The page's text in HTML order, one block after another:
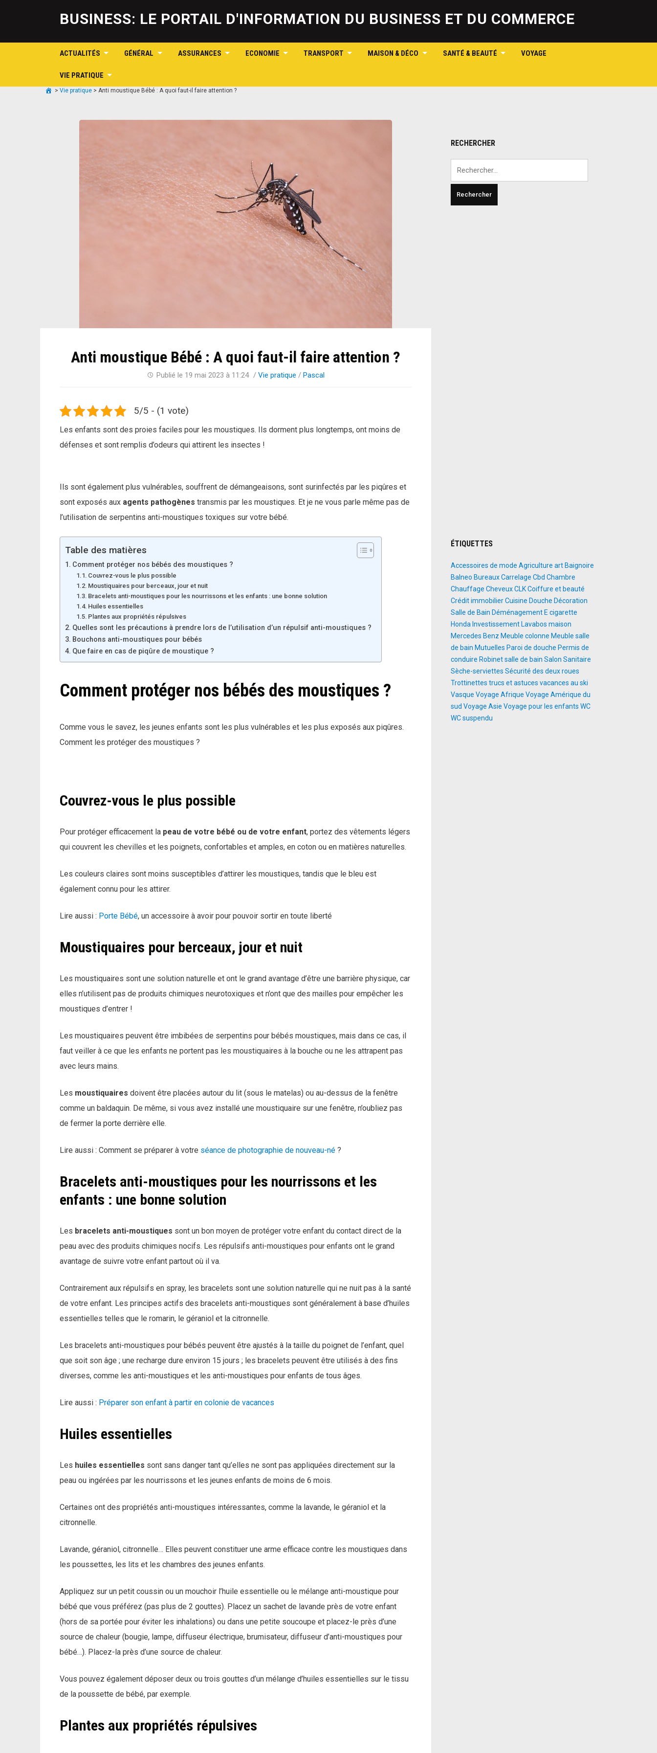
content
BUSINESS: LE PORTAIL D'INFORMATION DU BUSINESS ET DU COMMERCE
ACTUALITÉS GÉNÉRAL ASSURANCES ECONOMIE TRANSPORT MAISON & DÉCO SANTÉ & BEAUTÉ VOYAGE
VIE PRATIQUE
> Vie pratique > Anti moustique Bébé : A quoi faut-il faire attention ?
Anti moustique Bébé : A quoi faut-il faire attention ?
Publié le 19 mai 2023 à 11:24 / Vie pratique / Pascal
5/5 - (1 vote)
Les enfants sont des proies faciles pour les moustiques. Ils dorment plus longtemps, ont moins de
défenses et sont remplis d’odeurs qui attirent les insectes !
Ils sont également plus vulnérables, souffrent de démangeaisons, sont surinfectés par les piqûres et
sont exposés aux agents pathogènes transmis par les moustiques. Et je ne vous parle même pas de
l’utilisation de serpentins anti-moustiques toxiques sur votre bébé.
Table des matières
Comment protéger nos bébés des moustiques ?
Couvrez-vous le plus possible
Moustiquaires pour berceaux, jour et nuit
Bracelets anti-moustiques pour les nourrissons et les enfants : une bonne solution
Huiles essentielles
Plantes aux propriétés répulsives
Quelles sont les précautions à prendre lors de l’utilisation d’un répulsif anti-moustiques ?
Bouchons anti-moustiques pour bébés
Que faire en cas de piqûre de moustique ?
Comment protéger nos bébés des moustiques ?
Comme vous le savez, les jeunes enfants sont les plus vulnérables et les plus exposés aux piqûres.
Comment les protéger des moustiques ?
Couvrez-vous le plus possible
Pour protéger efficacement la peau de votre bébé ou de votre enfant, portez des vêtements légers
qui couvrent les chevilles et les poignets, confortables et amples, en coton ou en matières naturelles.
Les couleurs claires sont moins susceptibles d’attirer les moustiques, tandis que le bleu est
également connu pour les attirer.
Lire aussi : Porte Bébé, un accessoire à avoir pour pouvoir sortir en toute liberté
Moustiquaires pour berceaux, jour et nuit
Les moustiquaires sont une solution naturelle et ont le grand avantage d’être une barrière physique, car
elles n’utilisent pas de produits chimiques neurotoxiques et n’ont que des mailles pour empêcher les
moustiques d’entrer !
Les moustiquaires peuvent être imbibées de serpentins pour bébés moustiques, mais dans ce cas, il
faut veiller à ce que les enfants ne portent pas les moustiquaires à la bouche ou ne les attrapent pas
avec leurs mains.
Les moustiquaires doivent être placées autour du lit (sous le matelas) ou au-dessus de la fenêtre
comme un baldaquin. De même, si vous avez installé une moustiquaire sur une fenêtre, n’oubliez pas
de fermer la porte derrière elle.
Lire aussi : Comment se préparer à votre séance de photographie de nouveau-né ?
Bracelets anti-moustiques pour les nourrissons et les
enfants : une bonne solution
Les bracelets anti-moustiques sont un bon moyen de protéger votre enfant du contact direct de la
peau avec des produits chimiques nocifs. Les répulsifs anti-moustiques pour enfants ont le grand
avantage de suivre votre enfant partout où il va.
Contrairement aux répulsifs en spray, les bracelets sont une solution naturelle qui ne nuit pas à la santé
de votre enfant. Les principes actifs des bracelets anti-moustiques sont généralement à base d’huiles
essentielles telles que le romarin, le géraniol et la citronnelle.
Les bracelets anti-moustiques pour bébés peuvent être ajustés à la taille du poignet de l’enfant, quel
que soit son âge ; une recharge dure environ 15 jours ; les bracelets peuvent être utilisés à des fins
diverses, comme les anti-moustiques et les anti-moustiques pour enfants de tous âges.
Lire aussi : Préparer son enfant à partir en colonie de vacances
Huiles essentielles
Les huiles essentielles sont sans danger tant qu’elles ne sont pas appliquées directement sur la
peau ou ingérées par les nourrissons et les jeunes enfants de moins de 6 mois.
Certaines ont des propriétés anti-moustiques intéressantes, comme la lavande, le géraniol et la
citronnelle.
Lavande, géraniol, citronnelle… Elles peuvent constituer une arme efficace contre les moustiques dans
les poussettes, les lits et les chambres des jeunes enfants.
Appliquez sur un petit coussin ou un mouchoir l’huile essentielle ou le mélange anti-moustique pour
bébé que vous préférez (pas plus de 2 gouttes). Placez un sachet de lavande près de votre enfant
(hors de sa portée pour éviter les inhalations) ou dans une petite soucoupe et placez-le près d’une
source de chaleur (bougie, lampe, diffuseur électrique, brumisateur, diffuseur d’anti-moustiques pour
bébé…). Placez-la près d’une source de chaleur.
Vous pouvez également déposer deux ou trois gouttes d’un mélange d’huiles essentielles sur le tissu
de la poussette de bébé, par exemple.
Plantes aux propriétés répulsives
RECHERCHER
ÉTIQUETTES
Accessoires de mode Agriculture art Baignoire
Balneo BureauxCarrelage Cbd Chambre
Chauffage CheveuxCLKCoiffure et beauté
Crédit immobilierCuisine Douche Décoration
Salle de Bain Déménagement E cigarette
Honda Investissement Lavabos maison
Mercedes Benz Meuble colonne Meuble salle
de bain Mutuelles Paroi de douche Permis de
conduire Robinetsalle de bain Salon Sanitaire
Sèche-serviettes Sécurité des deux roues
Trottinettes trucs et astuces vacances au ski
Vasque Voyage Afrique Voyage Amérique du
sud Voyage Asie Voyage pour les enfants WC
WC suspendu